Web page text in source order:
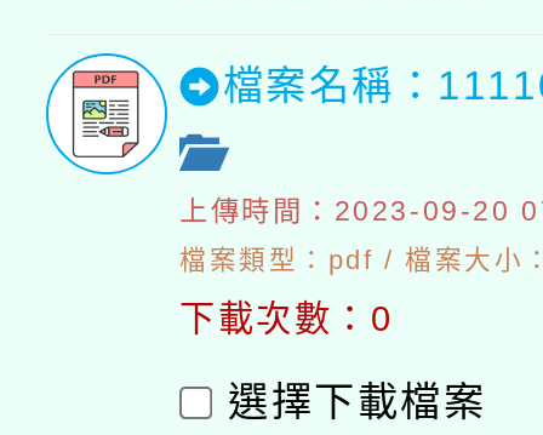
檔案名稱：
上傳時間：2023-09-20
檔案類型：pdf / 檔案大小
下載次數：0
選擇下載檔案